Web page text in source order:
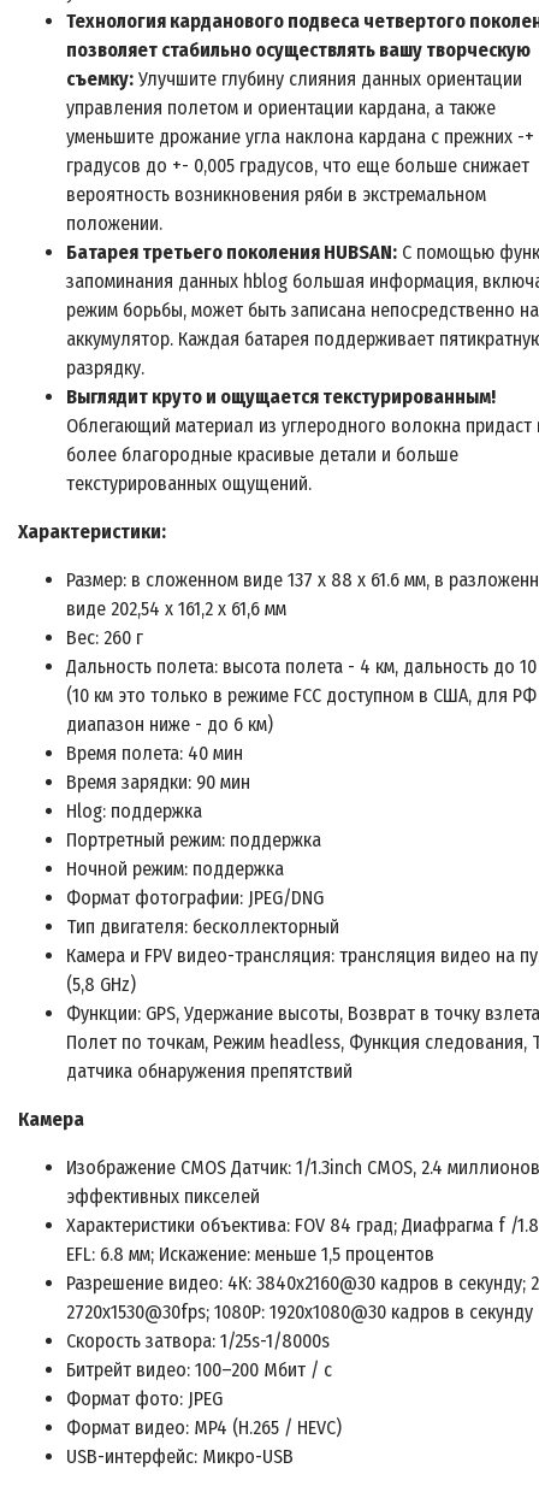
Технология карданового подвеса четвертого
позволяет стабильно осуществлять вашу творческую
съемку: Улучшите глубину слияния данных ориентации
управления полетом и ориентации кардана, а также
уменьшите дрожание угла наклона кардана с прежних -+
градусов до +- 0,005 градусов, что еще больше снижает
вероятность возникновения ряби в экстремальном
положении.
Батарея третьего поколения HUBSAN: С помощью
запоминания данных hblog большая информация,
режим борьбы, может быть записана непосредственно на
аккумулятор. Каждая батарея поддерживает
разрядку.
Выглядит круто и ощущается текстурированным!
Облегающий материал из углеродного волокна придаст
более благородные красивые детали и больше
текстурированных ощущений.
Характеристики:
Размер: в сложенном виде 137 х 88 х 61.6 мм, в
виде 202,54 х 161,2 х 61,6 мм
Вес: 260 г
Дальность полета: высота полета - 4 км, дальность до
(10 км это только в режиме FCC доступном в США, для РФ
диапазон ниже - до 6 км)
Время полета: 40 мин
Время зарядки: 90 мин
Hlog: поддержка
Портретный режим: поддержка
Ночной режим: поддержка
Формат фотографии: JPEG/DNG
Тип двигателя: бесколлекторный
Камера и FPV видео-трансляция: трансляция видео на
(5,8 GHz)
Функции: GPS, Удержание высоты, Возврат в точку
Полет по точкам, Режим headless, Функция следования,
датчика обнаружения препятствий
Камера
Изображение CMOS Датчик: 1/1.3inch CMOS, 2.4 миллионов
эффективных пикселей
Характеристики объектива: FOV 84 град; Диафрагма f /
EFL: 6.8 мм; Искажение: меньше 1,5 процентов
Разрешение видео: 4К: 3840x2160@30 кадров в секунду;
2720x1530@30fps; 1080P: 1920x1080@30 кадров в секунду
Скорость затвора: 1/25s-1/8000s
Битрейт видео: 100–200 Мбит / с
Формат фото: JPEG
Формат видео: MP4 (H.265 / HEVC)
USB-интерфейс: Микро-USB